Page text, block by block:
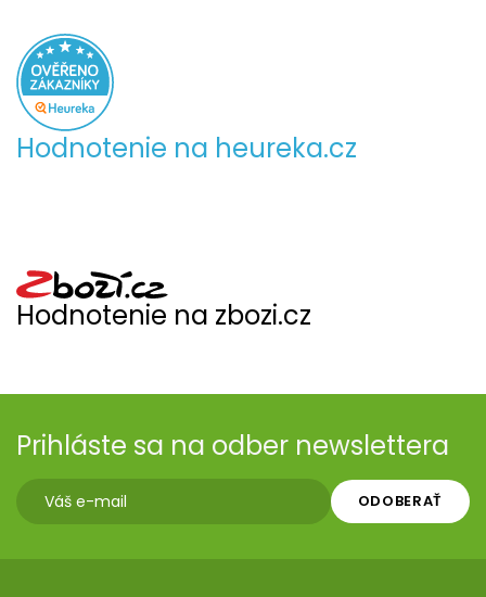
Hodnotenie na heureka.cz
Hodnotenie na zbozi.cz
Prihláste sa na odber newslettera
ODOBERAŤ